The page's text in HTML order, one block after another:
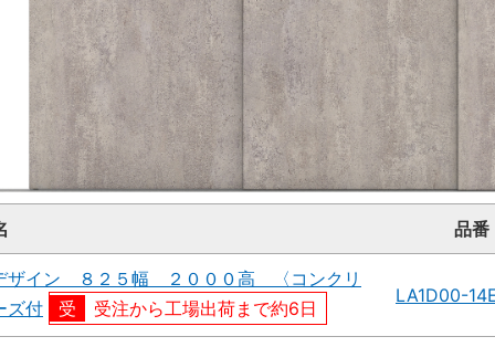
品番
イン ８２５幅 ２０００高 〈コンクリ
ズ付
受注から工場出荷まで約6日
LA1D00-